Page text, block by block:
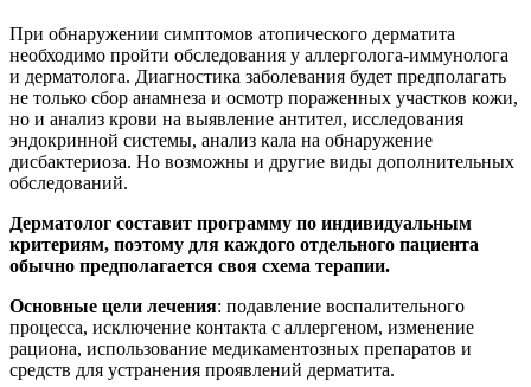
При обнаружении симптомов атопического дерматита
необходимо пройти обследования у аллерголога-иммунолога
и дерматолога. Диагностика заболевания будет предполагать
не только сбор анамнеза и осмотр пораженных участков кожи,
но и анализ крови на выявление антител, исследования
эндокринной системы, анализ кала на обнаружение
дисбактериоза. Но возможны и другие виды дополнительных
обследований.
Дерматолог составит программу по индивидуальным
критериям, поэтому для каждого отдельного пациента
обычно предполагается своя схема терапии.
Основные цели лечения: подавление воспалительного
процесса, исключение контакта с аллергеном, изменение
рациона, использование медикаментозных препаратов и
средств для устранения проявлений дерматита.